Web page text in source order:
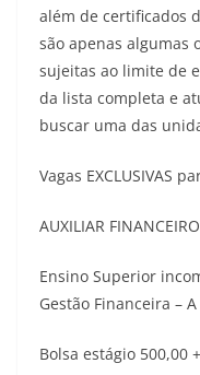
além de certificados
são apenas algumas
sujeitas ao limite de
da lista completa e
buscar uma das
Vagas EXCLUSIVAS
AUXILIAR
Ensino Superior
Gestão Financeira –
Bolsa estágio 500,00